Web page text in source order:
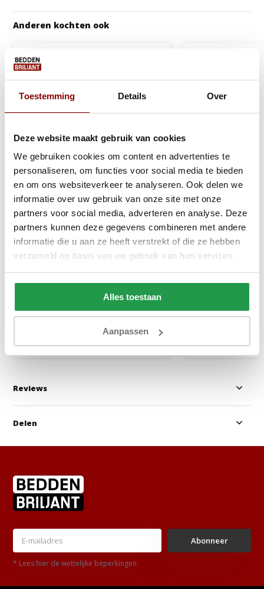
Toestemming Details Over
Deze website maakt gebruik van cookies
We gebruiken cookies om content en advertenties te
personaliseren, om functies voor social media te bieden
en om ons websiteverkeer te analyseren. Ook delen we
informatie over uw gebruik van onze site met onze
partners voor social media, adverteren en analyse. Deze
partners kunnen deze gegevens combineren met andere
informatie die u aan ze heeft verstrekt of die ze hebben
verzameld op basis van uw gebruik van hun services.
Alles toestaan
Aanpassen
Anderen kochten ook
Molton Hoeslaken Wit | Matras
1 tot 2 werkdagen
18,95
Dubbel Jersey
Hoeslaken
1 tot 2
29,95
Reviews
Delen
Abonneer
* Lees hier de wettelijke beperkingen